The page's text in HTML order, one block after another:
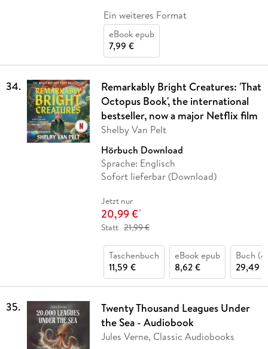
Ein weiteres Format
eBook epub
7,99 €
34.
Remarkably Bright Creatures: 'That
Octopus Book', the international
bestseller, now a major Netflix film
Shelby Van Pelt
Hörbuch Download
Sprache: Englisch
Sofort lieferbar (Download)
Jetzt nur
20,99 €*
Statt 21,99 €
Taschenbuch
11,59 €
eBook epub
8,62 €
Buch
29,49 €
35.
Twenty Thousand Leagues Under
the Sea - Audiobook
Jules Verne, Classic Audiobooks